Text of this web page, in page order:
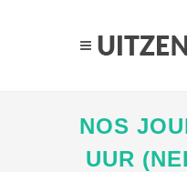
NOS
UUR